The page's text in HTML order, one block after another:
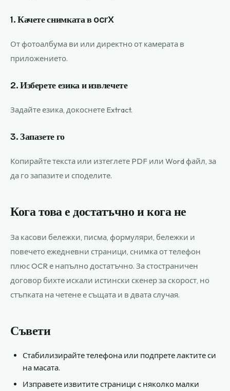
1. Качете снимката в ocrX
От фотоалбума ви или директно от камерата в
приложението.
2. Изберете езика и извлечете
Задайте езика, докоснете Extract.
3. Запазете го
Копирайте текста или изтеглете PDF или Word файл, за
да го запазите и споделите.
Кога това е достатъчно и кога не
За касови бележки, писма, формуляри, бележки и
повечето ежедневни страници, снимка от телефон
плюс OCR е напълно достатъчно. За стостраничен
договор бихте искали истински скенер за скорост, но
стъпката на четене е същата и в двата случая.
Съвети
Стабилизирайте телефона или подпрете лактите си
на масата.
Изправете извитите страници с няколко малки